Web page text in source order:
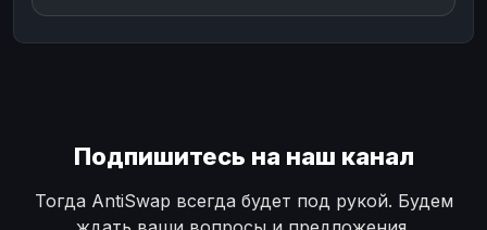
Подпишитесь на наш канал
Тогда AntiSwap всегда будет под рукой. Будем